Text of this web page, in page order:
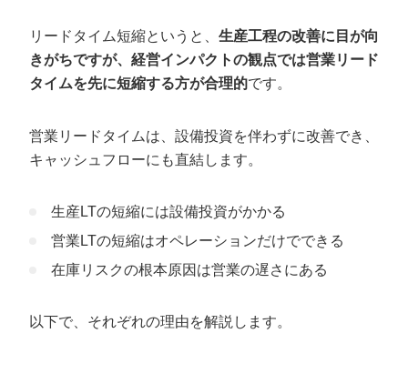
リードタイム短縮というと、 生産工程の改善に目が向
きがちですが、経営インパクトの観点では営業リード
タイムを先に短縮する方が合理的です。
営業リードタイムは、設備投資を伴わずに改善でき、
キャッシュフローにも直結します。
生産LTの短縮には設備投資がかかる
営業LTの短縮はオペレーションだけでできる
在庫リスクの根本原因は営業の遅さにある
以下で、それぞれの理由を解説します。